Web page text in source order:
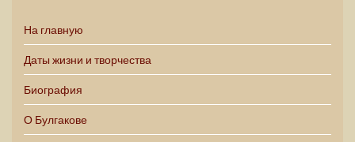
На главную
Даты жизни и творчества
Биография
О Булгакове